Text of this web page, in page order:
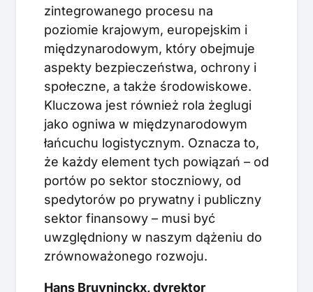
zintegrowanego procesu na
poziomie krajowym, europejskim i
międzynarodowym, który obejmuje
aspekty bezpieczeństwa, ochrony i
społeczne, a także środowiskowe.
Kluczowa jest również rola żeglugi
jako ogniwa w międzynarodowym
łańcuchu logistycznym. Oznacza to,
że każdy element tych powiązań – od
portów po sektor stoczniowy, od
spedytorów po prywatny i publiczny
sektor finansowy – musi być
uwzględniony w naszym dążeniu do
zrównoważonego rozwoju.
Hans Bruyninckx, dyrektor